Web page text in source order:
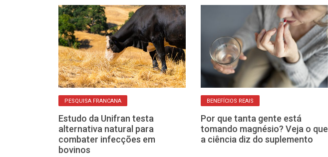
PESQUISA FRANCANA
Estudo da Unifran testa
alternativa natural para
combater infecções em
bovinos
BENEFÍCIOS REAIS
Por que tanta gente está
tomando magnésio? Veja o que
a ciência diz do suplemento